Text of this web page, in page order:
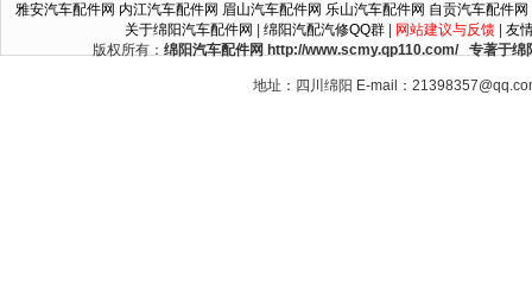
雅安汽车配件网 内江汽车配件网 眉山汽车配件网 乐山汽车配件网 自贡汽车配件网
关于绵阳汽车配件网
绵阳汽配汽修QQ群| 网站建议与反馈| 友
版权所有： 绵阳汽车配件网 http://www.scmy.qp110.com/ 专著于绵
地址：四川绵阳 E-mail：